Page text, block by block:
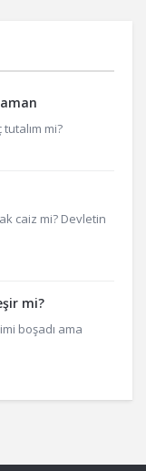
mi?
caiz mi? Devletin
mi?
boşadı ama